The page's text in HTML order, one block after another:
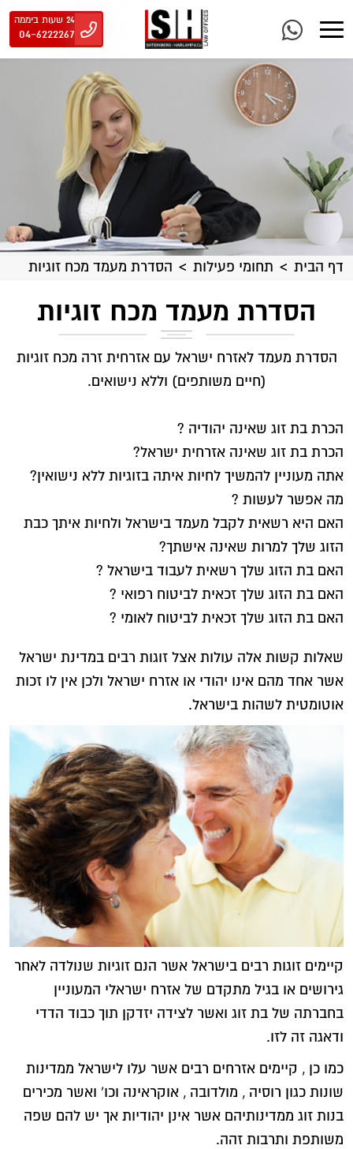
24 שעות ביממה
04-6222267
דף הבית תחומי פעילות הסדרת מעמד מכח זוגיות
הסדרת מעמד מכח זוגיות
הסדרת מעמד לאזרח ישראל עם אזרחית זרה מכח זוגיות
(חיים משותפים) וללא נישואים.
הכרת בת זוג שאינה יהודיה ?
הכרת בת זוג שאינה אזרחית ישראל?
אתה מעוניין להמשיך לחיות איתה בזוגיות ללא נישואין?
מה אפשר לעשות ?
האם היא רשאית לקבל מעמד בישראל ולחיות איתך כבת
הזוג שלך למרות שאינה אישתך?
האם בת הזוג שלך רשאית לעבוד בישראל ?
האם בת הזוג שלך זכאית לביטוח רפואי ?
האם בת הזוג שלך זכאית לביטוח לאומי ?
שאלות קשות אלה עולות אצל זוגות רבים במדינת ישראל
אשר אחד מהם אינו יהודי או אזרח ישראל ולכן אין לו זכות
אוטומטית לשהות בישראל.
קיימים זוגות רבים בישראל אשר הנם זוגיות שנולדה לאחר
גירושים או בגיל מתקדם של אזרח ישראלי המעוניין
בחברתה של בת זוג ואשר לצידה יזדקן תוך כבוד הדדי
ודאגה זה לזו.
כמו כן , קיימים אזרחים רבים אשר עלו לישראל ממדינות
שונות כגון רוסיה , מולדובה , אוקראינה וכו` ואשר מכירים
בנות זוג ממדינותיהם אשר אינן יהודיות אך יש להם שפה
משותפת ותרבות זהה.